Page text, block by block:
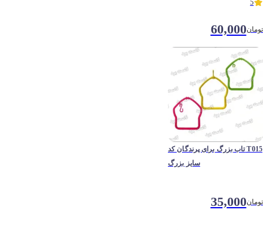
5
60,000تومان
تاب بزرگ برای پرندگان کد T015
سایز بزرگ
35,000تومان